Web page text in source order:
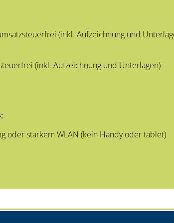
(inkl. Aufzeichnung und
(inkl. Aufzeichnung und Unterlagen)
oder starkem WLAN (kein Handy oder tablet)